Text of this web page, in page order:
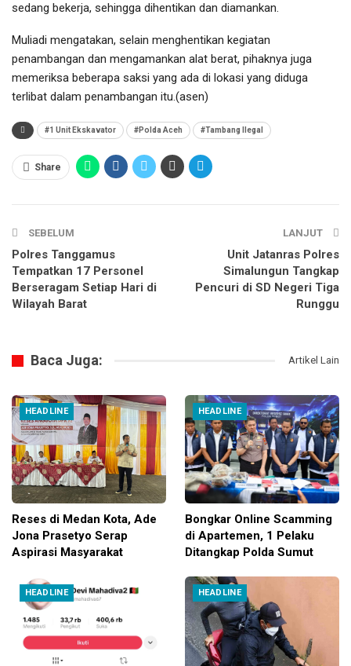
sedang bekerja, sehingga dihentikan dan diamankan.
Muliadi mengatakan, selain menghentikan kegiatan
penambangan dan mengamankan alat berat, pihaknya juga
memeriksa beberapa saksi yang ada di lokasi yang diduga
terlibat dalam penambangan itu.(asen)
#1 Unit Ekskavator #Polda Aceh #Tambang Ilegal
Share
SEBELUM
Polres Tanggamus
Tempatkan 17 Personel
Berseragam Setiap Hari di
Wilayah Barat
LANJUT
Unit Jatanras Polres
Simalungun Tangkap
Pencuri di SD Negeri Tiga
Runggu
Baca Juga: Artikel Lain
HEADLINE
Reses di Medan Kota, Ade
Jona Prasetyo Serap
Aspirasi Masyarakat
HEADLINE
Bongkar Online Scamming
di Apartemen, 1 Pelaku
Ditangkap Polda Sumut
HEADLINE HEADLINE